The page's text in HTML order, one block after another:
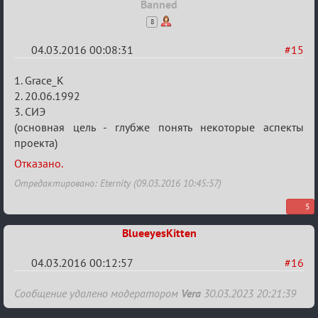
Banned
8
#15
04.03.2016 00:08:31
Re:
Заявки
в
Авторитеты²
1. Grace_K
2. 20.06.1992
3. СИЭ
(основная цель - глубже понять некоторые аспекты
проекта)
Отказано.
Отредактировано: Eternity (09.03.2016 10:45:57)
5
BlueeyesKitten
#16
04.03.2016 00:12:57
Re:
Заявки
Сообщение удалено модератором Vera 30.03.2023 20:21:39